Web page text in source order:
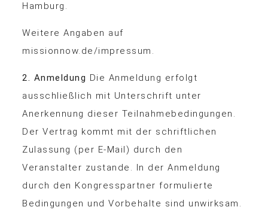
Hamburg.
Weitere Angaben auf
missionnow.de/impressum.
2. Anmeldung Die Anmeldung erfolgt
ausschließlich mit Unterschrift unter
Anerkennung dieser Teilnahmebedingungen.
Der Vertrag kommt mit der schriftlichen
Zulassung (per E-Mail) durch den
Veranstalter zustande. In der Anmeldung
durch den Kongresspartner formulierte
Bedingungen und Vorbehalte sind unwirksam.